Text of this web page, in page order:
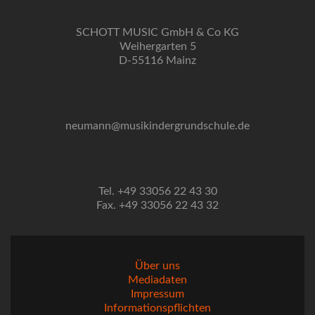
SCHOTT MUSIC GmbH & Co KG
Weihergarten 5
D-55116 Mainz
neumann@musikindergrundschule.de
Tel. +49 33056 22 43 30
Fax. +49 33056 22 43 32
Über uns
Mediadaten
Impressum
Informationspflichten